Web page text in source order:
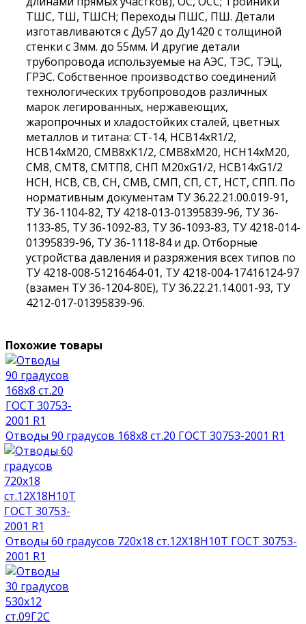
ТШС, ТШ, ТШСН; Переходы ПШС, ПШ. Детали
изготавливаются с Ду57 до Ду1420 с толщиной
стенки с 3мм. до 55мм. И другие детали
трубопровода используемые на АЭС, ТЭС, ТЭЦ,
ГРЭС. Собственное производство соединений
технологических трубопроводов различных
марок легированных, нержавеющих,
жаропрочных и хладостойких сталей, цветных
металлов и титана: СТ-14, НСВ14хR1/2,
НСВ14хМ20, СМВ8хК1/2, СМВ8хМ20, НСН14хМ20,
СМ8, СМТ8, СМТП8, СНП М20хG1/2, НСВ14хG1/2
НСН, НСВ, СВ, СН, СМВ, СМП, СП, СТ, НСТ, СПП. По
нормативным документам ТУ 36.22.21.00.019-91,
ТУ 36-1104-82, ТУ 4218-013-01395839-96, ТУ 36-
1133-85, ТУ 36-1092-83, ТУ 36-1093-83, ТУ 4218-014-
01395839-96, ТУ 36-1118-84 и др. Отборные
устройства давления и разряжения всех типов по
ТУ 4218-008-51216464-01, ТУ 4218-004-17416124-97
(взамен ТУ 36-1204-80Е), ТУ 36.22.21.14.001-93, ТУ
4212-017-01395839-96.
Похожие товары
Отводы 90 градусов 168х8 ст.20 ГОСТ 30753-2001 R1
Отводы 60 градусов 720х18 ст.12Х18Н10Т ГОСТ 30753-
2001 R1